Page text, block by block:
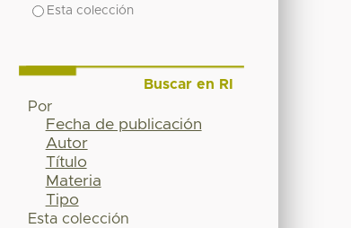
Esta colección
Buscar en RI
Por
Fecha de publicación
Autor
Título
Materia
Tipo
Esta colección